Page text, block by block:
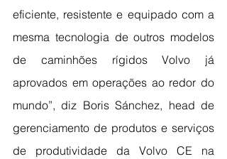
eficiente, resistente e equipado com a
mesma tecnologia de outros modelos
de caminhões rígidos Volvo já
aprovados em operações ao redor do
mundo”, diz Boris Sánchez, head de
gerenciamento de produtos e serviços
de produtividade da Volvo CE na